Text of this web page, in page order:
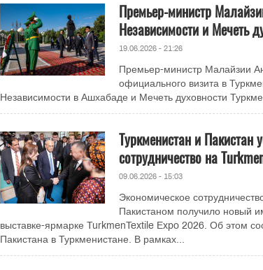
Премьер-министр
Независимости и Мечеть
19.06.2026 - 21:26
Премьер-министр Малайзии
официального визита в
Независимости в Ашхабаде и Мечеть духовности
Туркменистан и Пакистан
сотрудничество на
09.06.2026 - 15:03
Экономическое
Пакистаном получило новый
выставке-ярмарке TurkmenTextile Expo 2026. Об этом
Пакистана в Туркменистане. В рамках...